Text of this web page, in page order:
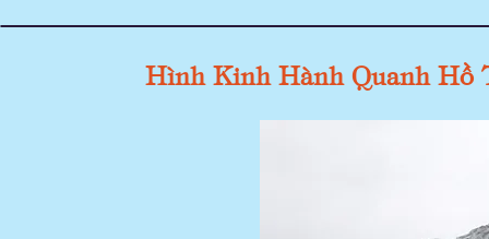
Hình Kinh Hành Quanh Hồ